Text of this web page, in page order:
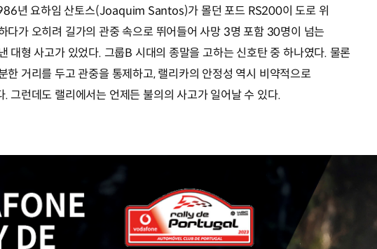
년 요하임 산토스(Joaquim Santos)가 몰던 포드 RS200이 도로 위
다가 오히려 길가의 관중 속으로 뛰어들어 사망 3명 포함 30명이 넘는
대형 사고가 있었다. 그룹B 시대의 종말을 고하는 신호탄 중 하나였다. 물론
한 거리를 두고 관중을 통제하고, 랠리카의 안정성 역시 비약적으로
. 그런데도 랠리에서는 언제든 불의의 사고가 일어날 수 있다.